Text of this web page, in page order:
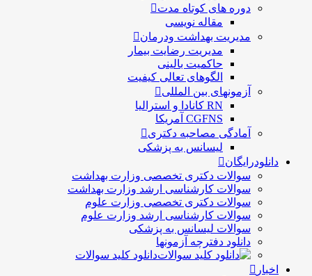
دوره های کوتاه مدت
مقاله نویسی
مدیریت بهداشت ودرمان
مديريت رضايت بيمار
حاكميت بالينی
الگوهای تعالی کيفيت
آزمونهای بین المللی
CGFNS آمریکا
آمادگی مصاحبه دکتری
لیسانس به پزشکی
دانلودرایگان
سوالات دکتری تخصصی وزارت بهداشت
سوالات کارشناسی ارشد وزارت بهداشت
سوالات دکتری تخصصی وزارت علوم
سوالات کارشناسی ارشد وزارت علوم
سوالات لیسانس به پزشکی
دانلود دفترچه آزمونها
دانلود کلید سوالات
اخبار